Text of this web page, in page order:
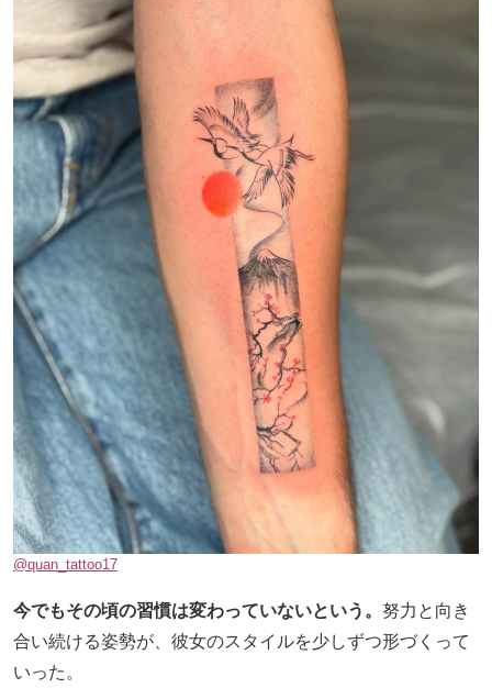
@quan_tattoo17
今でもその頃の習慣は変わっていないという。 努力と向き
合い続ける姿勢が、彼女のスタイルを少しずつ形づくって
いった。